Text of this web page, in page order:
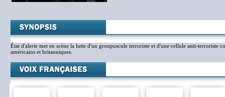
État d'alerte met en scène la lutte d'un groupuscule terroriste et d'une cellule anti-terroriste
américains et britanniques.